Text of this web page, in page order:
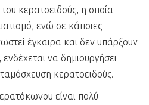
κερατοειδούς, η οποία
ενώ σε κάποιες
έγκαιρα και δεν υπάρξουν
να δημιουργήσει
κερατοειδούς.
είναι πολύ